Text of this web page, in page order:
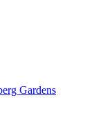
Gardens